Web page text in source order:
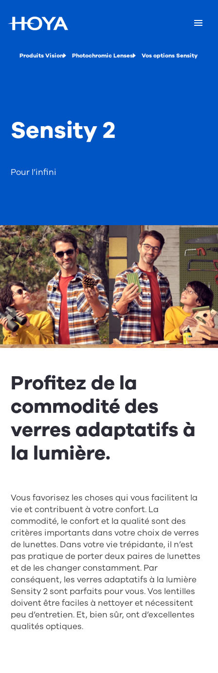
Produits Vision Photochromic Lenses Vos options Sensity
Pour l’infini
Sensity 2
Profitez de la
commodité des
verres adaptatifs à
la lumière.
Vous favorisez les choses qui vous facilitent la
vie et contribuent à votre confort. La
commodité, le confort et la qualité sont des
critères importants dans votre choix de verres
de lunettes. Dans votre vie trépidante, il n’est
pas pratique de porter deux paires de lunettes
et de les changer constamment. Par
conséquent, les verres adaptatifs à la lumière
Sensity 2 sont parfaits pour vous. Vos lentilles
doivent être faciles à nettoyer et nécessitent
peu d’entretien. Et, bien sûr, ont d’excellentes
qualités optiques.